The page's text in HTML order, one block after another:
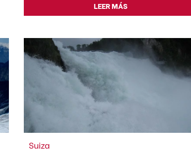
LEER MÁS
Suiza